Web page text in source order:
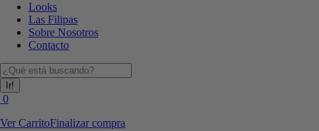
Looks
Las Filipas
Sobre Nosotros
Contacto
Buscar:
0
Ver CarritoFinalizar compra